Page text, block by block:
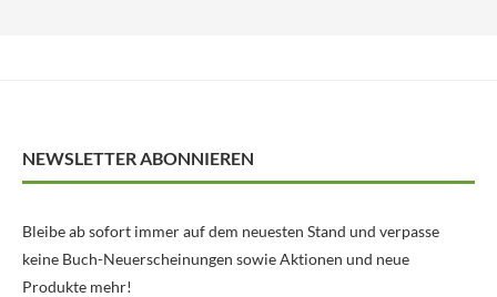
NEWSLETTER ABONNIEREN
Bleibe ab sofort immer auf dem neuesten Stand und verpasse
keine Buch-Neuerscheinungen sowie Aktionen und neue
Produkte mehr!